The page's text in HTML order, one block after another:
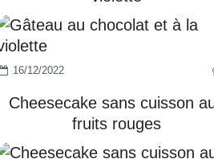
16/12/2022
Cheesecake sans cuisson
fruits rouges